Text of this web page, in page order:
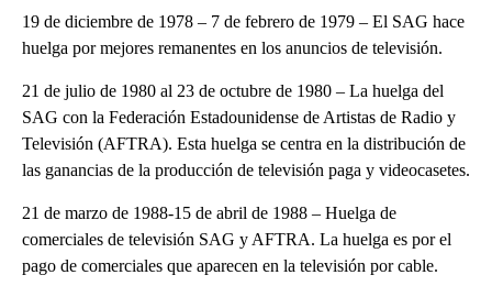
19 de diciembre de 1978 – 7 de febrero de 1979 – El SAG hace
huelga por mejores remanentes en los anuncios de televisión.
21 de julio de 1980 al 23 de octubre de 1980 – La huelga del
SAG con la Federación Estadounidense de Artistas de Radio y
Televisión (AFTRA). Esta huelga se centra en la distribución de
las ganancias de la producción de televisión paga y videocasetes.
21 de marzo de 1988-15 de abril de 1988 – Huelga de
comerciales de televisión SAG y AFTRA. La huelga es por el
pago de comerciales que aparecen en la televisión por cable.